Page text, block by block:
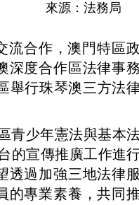
來源：法務局
流合作，澳門特區
深度合作區法律事
舉行珠琴澳三方法
青少年憲法與基本
的宣傳推廣工作進
透過加強三地法律
的專業素養，共同